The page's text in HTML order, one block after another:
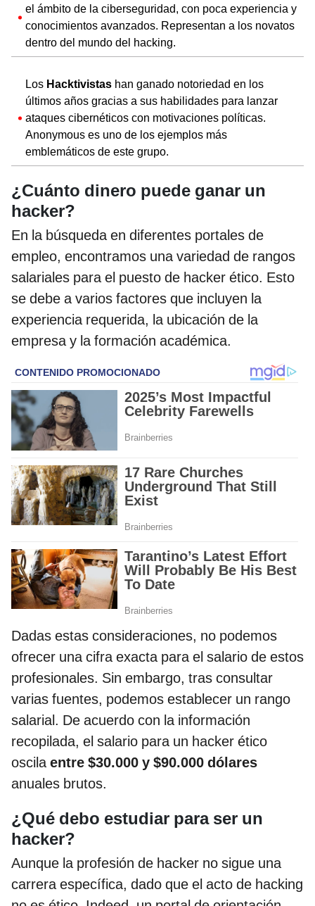
el ámbito de la ciberseguridad, con poca experiencia y
conocimientos avanzados. Representan a los novatos
dentro del mundo del hacking.
Los Hacktivistas han ganado notoriedad en los
últimos años gracias a sus habilidades para lanzar
ataques cibernéticos con motivaciones políticas.
Anonymous es uno de los ejemplos más
emblemáticos de este grupo.
¿Cuánto dinero puede ganar un
hacker?
En la búsqueda en diferentes portales de
empleo, encontramos una variedad de rangos
salariales para el puesto de hacker ético. Esto
se debe a varios factores que incluyen la
experiencia requerida, la ubicación de la
empresa y la formación académica.
Dadas estas consideraciones, no podemos
ofrecer una cifra exacta para el salario de estos
profesionales. Sin embargo, tras consultar
varias fuentes, podemos establecer un rango
salarial. De acuerdo con la información
recopilada, el salario para un hacker ético
oscilaentre $30.000 y $90.000 dólares
anuales brutos.
¿Qué debo estudiar para ser un
hacker?
Aunque la profesión de hacker no sigue una
carrera específica, dado que el acto de hacking